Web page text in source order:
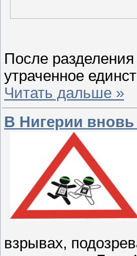
После
утраченное
Читать дальше »
В Нигерии
взрывах,